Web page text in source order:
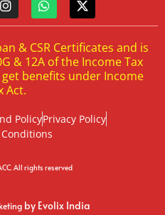
& CSR Certificates and is
& 12A of the Income Tax
benefits under Income
Act.
PolicyPrivacy Policy
All rights reserved
by Evolix India